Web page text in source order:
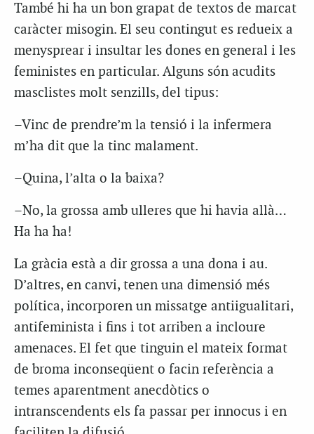
També hi ha un bon grapat de textos de marcat
caràcter misogin. El seu contingut es redueix a
menysprear i insultar les dones en general i les
feministes en particular. Alguns són acudits
masclistes molt senzills, del tipus:
–Vinc de prendre’m la tensió i la infermera
m’ha dit que la tinc malament.
–Quina, l’alta o la baixa?
–No, la grossa amb ulleres que hi havia allà…
Ha ha ha!
La gràcia està a dir grossa a una dona i au.
D’altres, en canvi, tenen una dimensió més
política, incorporen un missatge antiigualitari,
antifeminista i fins i tot arriben a incloure
amenaces. El fet que tinguin el mateix format
de broma inconseqüent o facin referència a
temes aparentment anecdòtics o
intranscendents els fa passar per innocus i en